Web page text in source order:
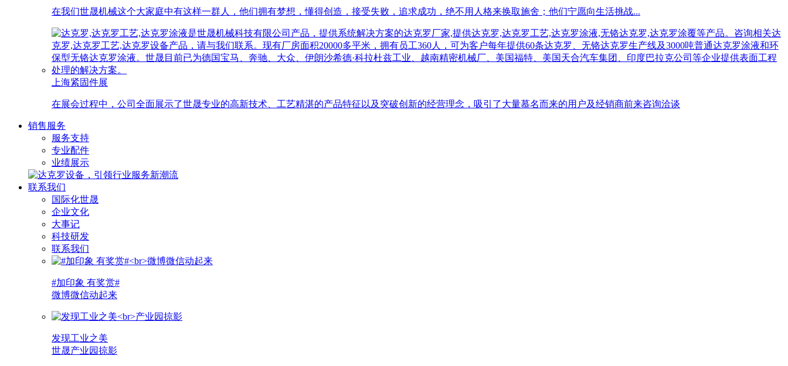
在我们世晟机械这个大家庭中有这样一群人，他们拥有梦想，懂得创造，接受失败，追求成功，绝不用人格来换取施舍；他们宁愿向生活挑战...
上海紧固件展
在展会过程中，公司全面展示了世晟专业的高新技术、工艺精湛的产品特征以及突破创新的经营理念，吸引了大量慕名而来的用户及经销商前来咨询洽谈
销售服务
服务支持
专业配件
业绩展示
联系我们
国际化世晟
企业文化
大事记
科技研发
联系我们
#加印象 有奖赏#
微博微信动起来
发现工业之美
世晟产业园掠影